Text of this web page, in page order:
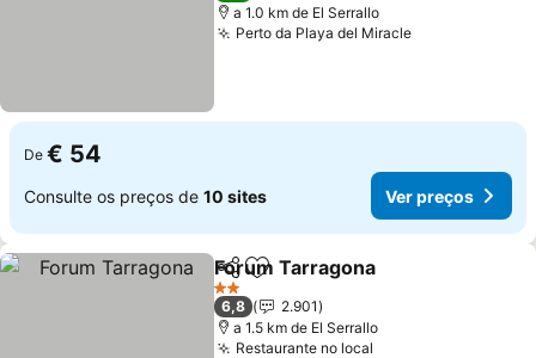
a 1.0 km de El Serrallo
Perto da Playa del MiracleVer preços
De € 54
Consulte os preços de 10 sites Ver preços
PartilharAdicionar aos favoritos
Forum Tarragona
2 Estrelas
6,8
2.901
a 1.5 km de El Serrallo
Restaurante no local